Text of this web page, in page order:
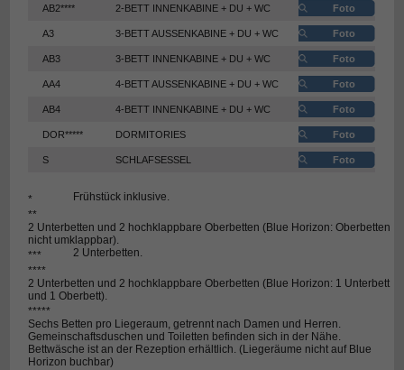
AB2**** 2-BETT INNENKABINE + DU + WC Foto
A3 3-BETT AUSSENKABINE + DU + WC Foto
AB3 3-BETT INNENKABINE + DU + WC Foto
AA4 4-BETT AUSSENKABINE + DU + WC Foto
AB4 4-BETT INNENKABINE + DU + WC Foto
DOR***** DORMITORIES Foto
S SCHLAFSESSEL Foto
*
Frühstück inklusive.
**
2 Unterbetten und 2 hochklappbare Oberbetten (Blue Horizon: Oberbetten
nicht umklappbar).
***
2 Unterbetten.
****
2 Unterbetten und 2 hochklappbare Oberbetten (Blue Horizon: 1 Unterbett
und 1 Oberbett).
*****
Sechs Betten pro Liegeraum, getrennt nach Damen und Herren.
Gemeinschaftsduschen und Toiletten befinden sich in der Nähe.
Bettwäsche ist an der Rezeption erhältlich. (Liegeräume nicht auf Blue
Horizon buchbar)